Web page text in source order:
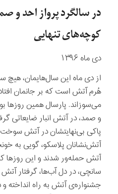
در سالگرد پرواز احد و
کوچه‌های تنهایی
دی ماه ۱۳۹۶
از دی ماه این سال‌هایمان، هیچ
هُرم آتش است که بر جانمان
می‌سوزاند. پارسال همین روزها
و صمد، در آتش انبار ضایعاتی
پاکی بی‌نهایتشان در آتش
آتش‌نشانان پلاسکو، گویی به
آتش حمله‌ور شدند و این روزها
سانچی، در دل آب‌ها، گرفتار
جشنواره‌ی آتش به راه انداخته